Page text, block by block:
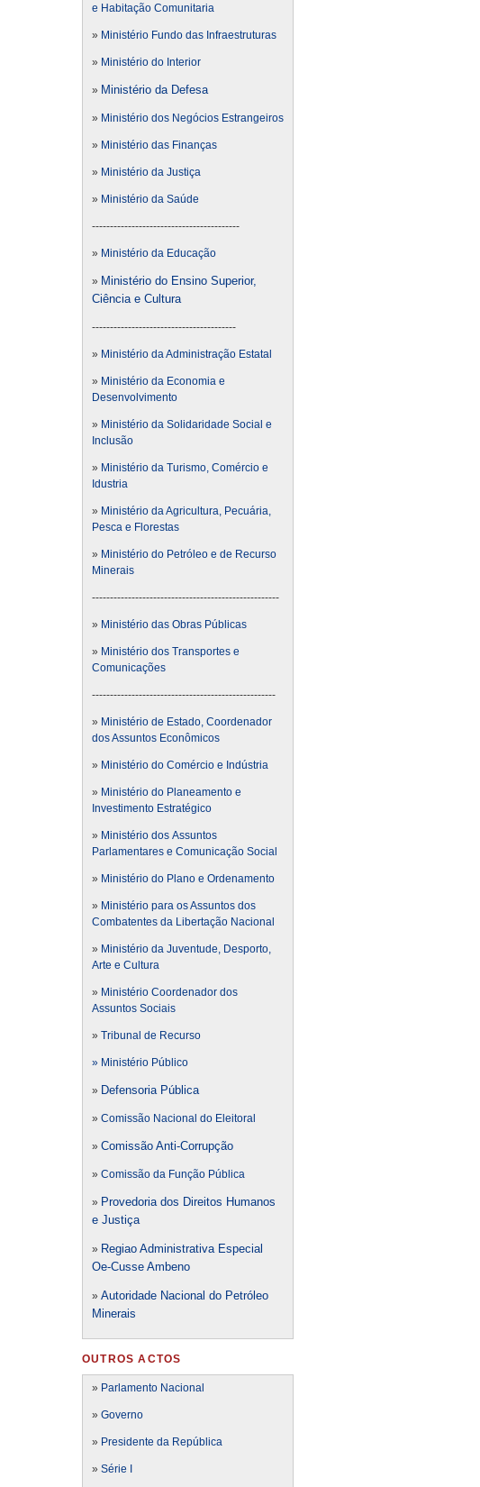
e Habitação Comunitaria
» Ministério Fundo das Infraestruturas
» Ministério do Interior
» Ministério da Defesa
» Ministério dos Negócios Estrangeiros
» Ministério das Finanças
» Ministério da Justiça
» Ministério da Saúde
-----------------------------------------
» Ministério da Educação
» Ministério do Ensino Superior,
Ciência e Cultura
----------------------------------------
» Ministério da Administração Estatal
» Ministério da Economia e
Desenvolvimento
» Ministério da Solidaridade Social e
Inclusão
» Ministério da Turismo, Comércio e
Idustria
» Ministério da Agricultura, Pecuária,
Pesca e Florestas
» Ministério do Petróleo e de Recurso
Minerais
----------------------------------------------------
» Ministério das Obras Públicas
» Ministério dos Transportes e
Comunicações
---------------------------------------------------
» Ministério de Estado, Coordenador
dos Assuntos Econômicos
» Ministério do Comércio e Indústria
» Ministério do Planeamento e
Investimento Estratégico
» Ministério dos Assuntos
Parlamentares e Comunicação Social
» Ministério do Plano e Ordenamento
» Ministério para os Assuntos dos
Combatentes da Libertação Nacional
» Ministério da Juventude, Desporto,
Arte e Cultura
» Ministério Coordenador dos
Assuntos Sociais
» Tribunal de Recurso
» Ministério Público
» Defensoria Pública
» Comissão Nacional do Eleitoral
» Comissão Anti-Corrupção
» Comissão da Função Pública
» Provedoria dos Direitos Humanos
e Justiça
» Regiao Administrativa Especial
Oe-Cusse Ambeno
» Autoridade Nacional do Petróleo
Minerais
OUTROS ACTOS
» Parlamento Nacional
» Governo
» Presidente da República
» Série I